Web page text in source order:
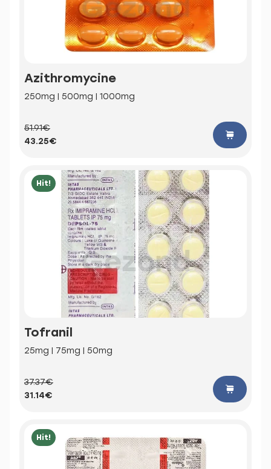
Azithromycine
250mg | 500mg | 1000mg
51.91€
43.25€
Hit!
Tofranil
25mg | 75mg | 50mg
37.37€
31.14€
Hit!